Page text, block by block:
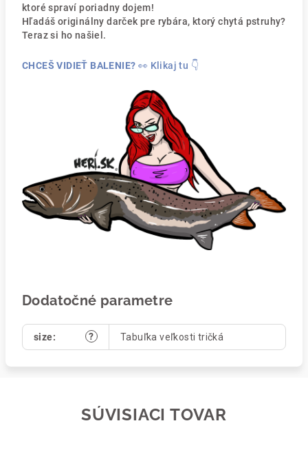
ktoré spraví poriadny dojem!
Hľadáš originálny darček pre rybára, ktorý chytá pstruhy?
Teraz si ho našiel.
CHCEŠ VIDIEŤ BALENIE? 👀 Klikaj tu 👇
Dodatočné parametre
?
size: Tabuľka veľkosti tričká
SÚVISIACI TOVAR